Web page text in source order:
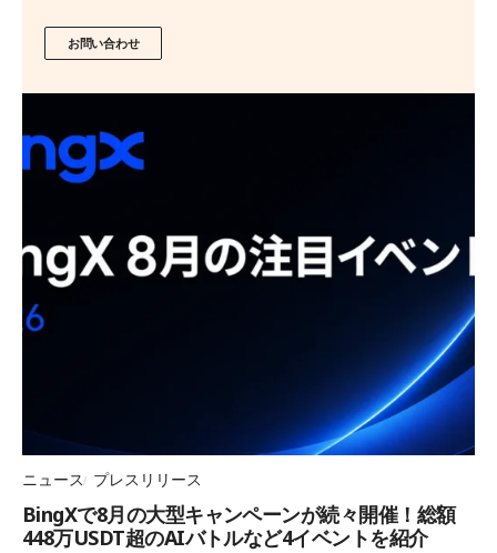
お問い合わせ
ニュース プレスリリース
BingXで8月の大型キャンペーンが続々開催！総額
448万USDT超のAIバトルなど4イベントを紹介